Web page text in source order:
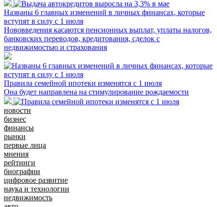
Названы 6 главных изменений в личных финансах, которые
вступят в силу с 1 июля
Нововведения касаются пенсионных выплат, уплаты налогов,
банковских переводов, кредитования, сделок с
недвижимостью и страхования
Правила семейной ипотеки изменятся с 1 июля
Она будет направлена на стимулирование рождаемости
новости
бизнес
финансы
рынки
первые лица
мнения
рейтинги
биографии
цифровое развитие
наука и технологии
недвижимость